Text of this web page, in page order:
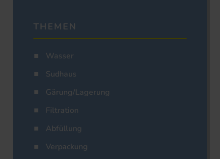
THEMEN
Wasser
Sudhaus
Gärung/Lagerung
Filtration
Abfüllung
Verpackung